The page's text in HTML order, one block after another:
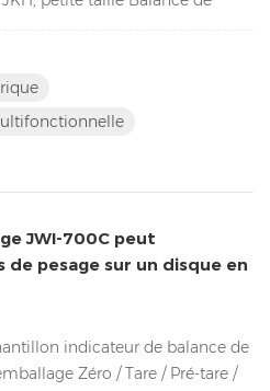
ressemblent donc, surtout de
principales de JCA :
canal (connexion à de plus
JWI-700C peut
pesage sur un disque en
indicateur de balance de
Zéro / Tare / Pré-tare /